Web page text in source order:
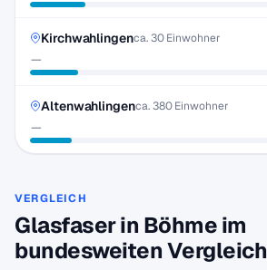
Kirchwahlingenca. 30 Einwohner
—
Altenwahlingenca. 380 Einwohner
—
VERGLEICH
Glasfaser in Böhme im
bundesweiten Vergleich